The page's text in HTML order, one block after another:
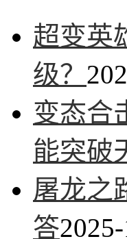
超变英
级？
变态合
能突破
屠龙之
答